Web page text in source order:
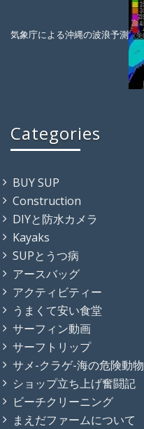
気象庁による沖縄の波浪予測
Categories
BUY SUP
Construction
DIYと防水カメラ
Kayaks
SUPとうつ病
アースバッグ
アクティビティー
うまくて安い食堂
サーフィン動画
サーフトリップ
サメ-クラゲ-海の危険動物
ショップ立ち上げ奮闘記
ビーチクリーニング
まえだファームについて